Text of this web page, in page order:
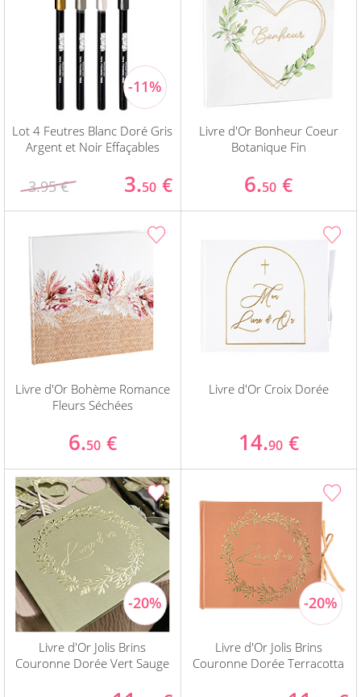
Lot 4 Feutres Blanc Doré Gris
Argent et Noir Effaçables
3.95 € 3.50 €
Livre d'Or Bonheur Coeur
Botanique Fin
6.50 €
Livre d'Or Bohème Romance
Fleurs Séchées
6.50 €
Livre d'Or Croix Dorée
14.90 €
Livre d'Or Jolis Brins
Couronne Dorée Vert Sauge
Livre d'Or Jolis Brins
Couronne Dorée Terracotta